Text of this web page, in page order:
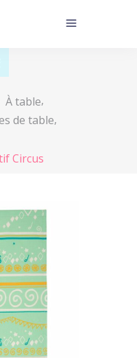
À table,
de table,
Circus